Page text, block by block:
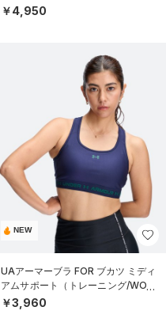
EN）
￥4,950
NEW
UAアーマーブラ FOR ブカツ ミディ
アムサポート（トレーニング/WOM
EN）
￥3,960